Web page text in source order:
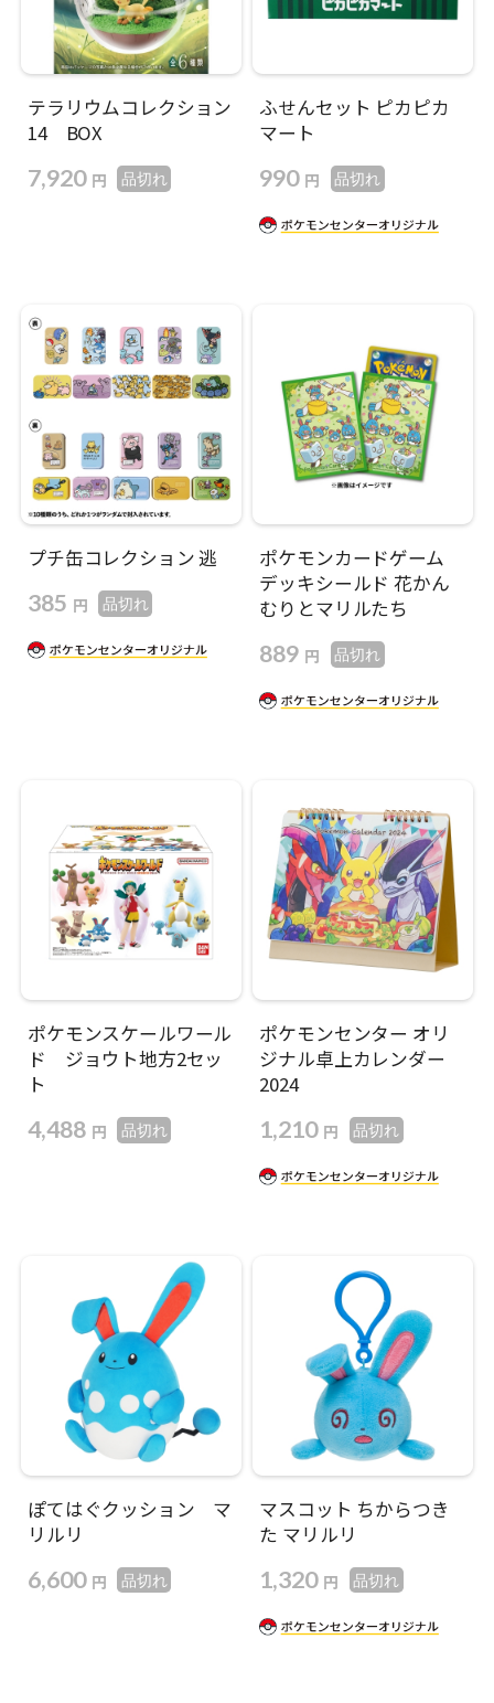
テラリウムコレクション
14 BOX
7,920 円 品切れ
ふせんセット ピカピカ
マート
990 円 品切れ
プチ缶コレクション 逃
385 円 品切れ
ポケモンカードゲーム
デッキシールド 花かん
むりとマリルたち
889 円 品切れ
ポケモンスケールワール
ド ジョウト地方2セッ
ト
4,488 円 品切れ
ポケモンセンター オリ
ジナル卓上カレンダー
2024
1,210 円 品切れ
ぽてはぐクッション マ
リルリ
6,600 円 品切れ
マスコット ちからつき
た マリルリ
1,320 円 品切れ